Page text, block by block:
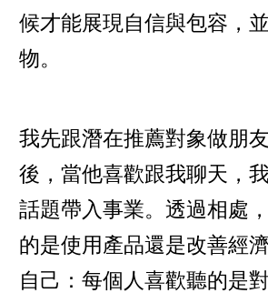
候才能展現自信與包容，
物。
我先跟潛在推薦對象做朋
後，當他喜歡跟我聊天，
話題帶入事業。透過相處
的是使用產品還是改善經
自己：每個人喜歡聽的是